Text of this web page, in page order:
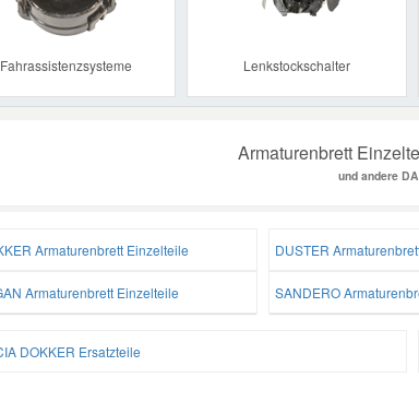
Fahrassistenzsysteme Lenkstockschalter
Armaturenbrett
und andere
Armaturenbrett Einzelteile DUSTER
Armaturenbrett Einzelteile SANDERO
DOKKER Ersatzteile